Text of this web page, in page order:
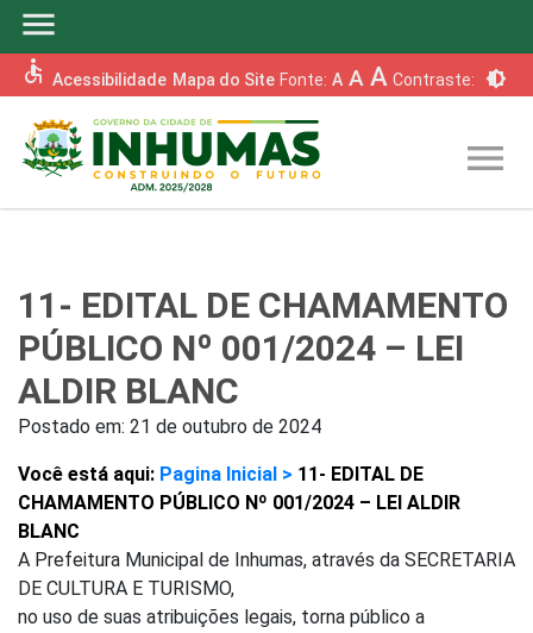
menu
accessible Acessibilidade Mapa do Site Fonte: A A A Contraste: brightness_6
menu
11- EDITAL DE CHAMAMENTO
PÚBLICO Nº 001/2024 – LEI
ALDIR BLANC
Postado em: 21 de outubro de 2024
Você está aqui: Pagina Inicial > 11- EDITAL DE
CHAMAMENTO PÚBLICO Nº 001/2024 – LEI ALDIR
BLANC
A Prefeitura Municipal de Inhumas, através da SECRETARIA
DE CULTURA E TURISMO,
no uso de suas atribuições legais, torna público a